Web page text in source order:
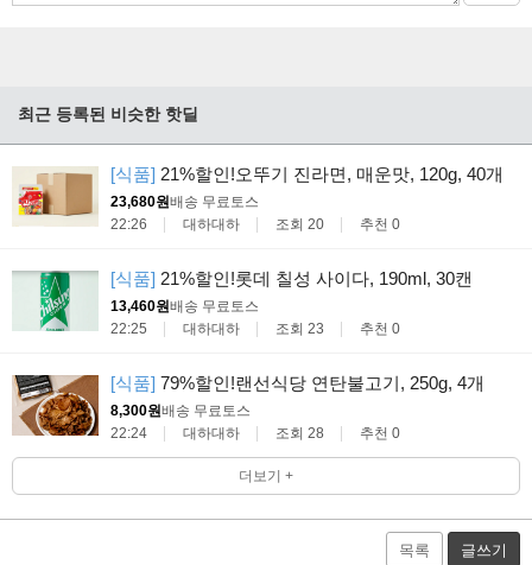
최근 등록된 비슷한 핫딜
[식품] 21%할인!오뚜기 진라면, 매운맛, 120g, 40개
23,680원배송 무료토스
22:26
대하대하 조회 20 추천 0
[식품] 21%할인!롯데 칠성 사이다, 190ml, 30캔
13,460원배송 무료토스
22:25
대하대하 조회 23 추천 0
[식품] 79%할인!랜선식당 연탄불고기, 250g, 4개
8,300원배송 무료토스
22:24
대하대하 조회 28 추천 0
더보기 +
목록 글쓰기